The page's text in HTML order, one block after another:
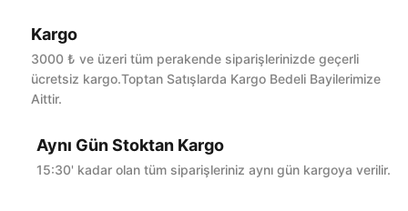
Bu ürüne ilk yorumu siz yapın!
Kargo
3000 ₺ ve üzeri tüm perakende siparişlerinizde geçerli
ücretsiz kargo.Toptan Satışlarda Kargo Bedeli Bayilerimize
Aittir.
Aynı Gün Stoktan Kargo
15:30' kadar olan tüm siparişleriniz aynı gün kargoya verilir.